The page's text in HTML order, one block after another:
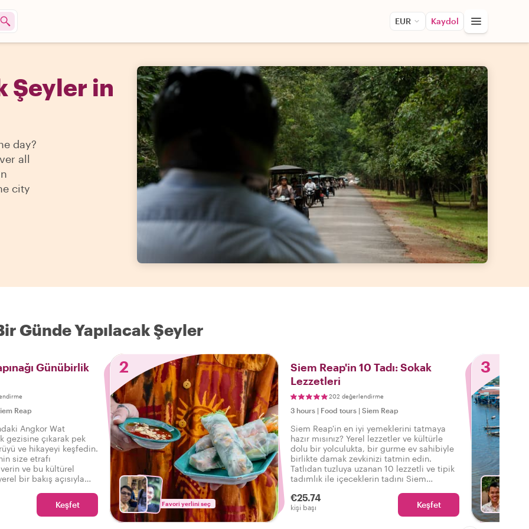
EUR Kaydol
Şeyler in
day?
all
city
Günde Yapılacak Şeyler
Günübirlik
Reap
Angkor Wat
gezisine çıkarak pek
ve hikayeyi keşfedin.
size etrafı
ve bu kültürel
bir bakış açısıyla
günübirlik gezisi
yapılmasıKeşfet
2
Favori yerlini seç
Siem Reap'in 10 Tadı: Sokak
Lezzetleri
202 değerlendirme
3 hours | Food tours | Siem Reap
Siem Reap'in en iyi yemeklerini tatmaya
hazır mısınız? Yerel lezzetler ve kültürle
dolu bir yolculukta, bir gurme ev sahibiyle
birlikte damak zevkinizi tatmin edin.
Tatlıdan tuzluya uzanan 10 lezzetli ve tipik
tadımlık ile içeceklerin tadını Siem
€25.74
kişi başı Keşfet
3